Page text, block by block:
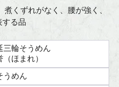
くずれがなく、腰が強く、
する品
三輪そうめん
ほまれ）
うめん